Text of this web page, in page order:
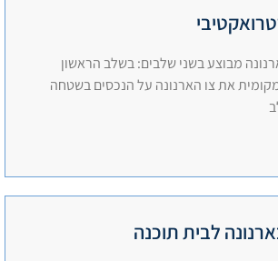
מבוצע בשני שלבים: בשלב הראשון
את צו הארנונה על הנכסים בשטחה
לבית תוכנה